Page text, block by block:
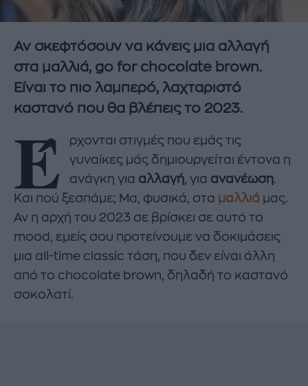
Αν σκεφτόσουν να κάνεις μια αλλαγή
στα μαλλιά, go for chocolate brown.
Είναι το πιο λαμπερό, λαχταριστό
καστανό που θα βλέπεις το 2023.
Έ
ρχονται στιγμές που εμάς τις
γυναίκες μάς δημιουργείται έντονα η
ανάγκη για αλλαγή, για ανανέωση.
Και πού ξεσπάμε; Μα, φυσικά, στα μαλλιά μας.
Αν η αρχή του 2023 σε βρίσκει σε αυτό το
mood, εμείς σου προτείνουμε να δοκιμάσεις
μια all-time classic τάση, που δεν είναι άλλη
από το chocolate brown, δηλαδή το καστανό
σοκολατί.